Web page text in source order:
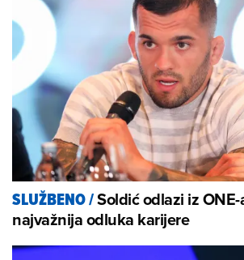
SLUŽBENO/Soldić odlazi iz
najvažnija odluka karijere